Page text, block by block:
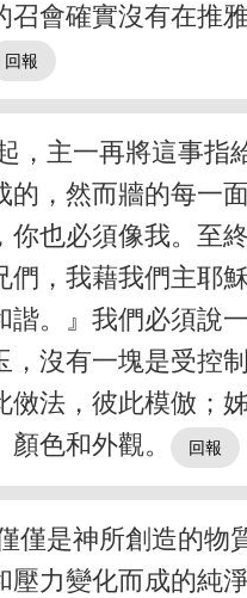
召會確實沒有在推
，主一再將這事指
的，然而牆的每一
你也必須像我。至
們，我藉我們主耶
諧。』我們必須說
，沒有一塊是受控
傚法，彼此模倣；
色和外觀。
僅是神所創造的物
壓力變化而成的純